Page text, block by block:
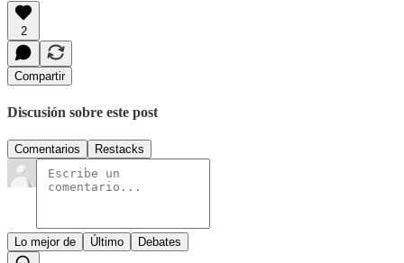
2
Compartir
Discusión sobre este post
Comentarios Restacks
Lo mejor de Último Debates